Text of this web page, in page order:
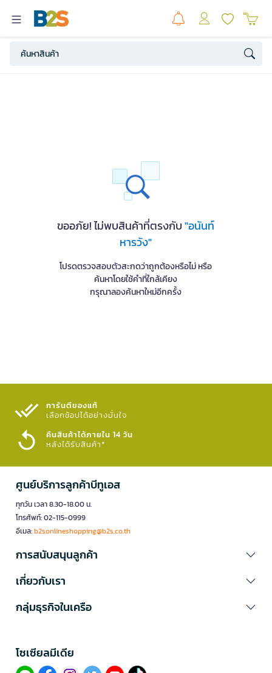
ขออภัย! ไม่พบสินค้าที่ตรงกับ"อนันท์
หารวัง"
โปรดตรวจสอบตัวสะกดว่าถูกต้องหรือไม่ หรือ
ค้นหาโดยใช้คำที่ใกล้เคียง
กรุณาลองค้นหาใหม่อีกครั้ง
การันตีของแท้
เลือกช้อปได้อย่างมั่นใจ​
คืนสินค้าได้ภายใน 14 วัน
หลังได้รับสินค้า*
ศูนย์บริการลูกค้าบีทูเอส
ทุกวัน เวลา 8.30-18.00 น.
โทรศัพท์: 02-115-0999
อีเมล:b2sonlineshopping@b2s.co.th
การสนับสนุนลูกค้า
เกี่ยวกับเรา
กลุ่มธุรกิจในเครือ
โซเซียลมีเดีย​